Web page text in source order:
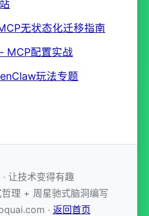
无状态化迁移指南
MCP配置实战
玩法专题
让技术变得有趣
理 + 周星驰式脑洞编写
· 返回首页